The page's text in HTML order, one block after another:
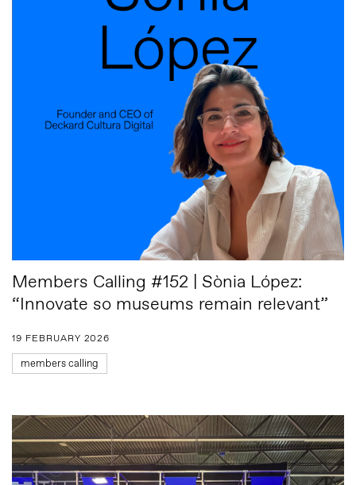
Members Calling #152 | Sònia López:
“Innovate so museums remain relevant”
19 FEBRUARY 2026
members calling